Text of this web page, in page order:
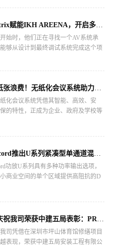
Symetrix赋能IKH AREENA，开启多元活动新时代！
始时，他们正在寻找一个AV系统承
够从设计到最终调试系统完成这个项
告别纸张浪费！无纸化会议系统助力企业高效转型！
化会议系统凭借其智能、高效、安
的特性，正成为企业、政府及学校等
Dynacord推出U系列紧凑型单通道混音和功率放大器
功放U系列具有多种功率输出选项，
商业空间的单个区域提供高阻抗的D
热烈庆祝我司荣获中建五局表彰：PROSO音响助力全运会场馆声学工程达国家级标准！
司凭借在深圳市坪山体育馆修缮项目
表现，荣获中建五局安装工程有限公